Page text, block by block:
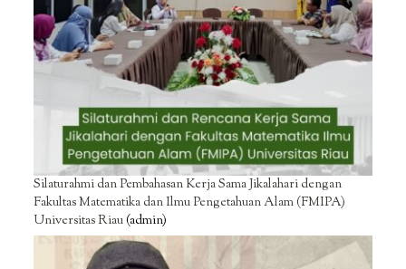
Silaturahmi dan Pembahasan Kerja Sama Jikalahari dengan
Fakultas Matematika dan Ilmu Pengetahuan Alam (FMIPA)
Universitas Riau(admin)